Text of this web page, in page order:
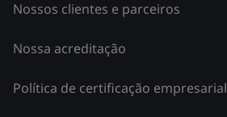
Nossos clientes e parceiros
Nossa acreditação
Política de certificação empresarial